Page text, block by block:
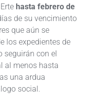
hasta febrero de
de su vencimiento
que aún se
los expedientes de
seguirán con el
al menos hasta
una ardua
social.